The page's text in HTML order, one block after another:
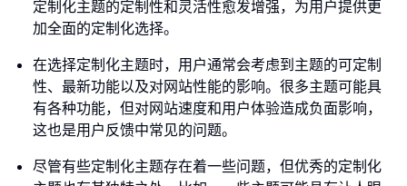
定制化主题的定制性和灵活性愈发增强，为用户提供更
加全面的定制化选择。
在选择定制化主题时，用户通常会考虑到主题的可定制
性、最新功能以及对网站性能的影响。很多主题可能具
有各种功能，但对网站速度和用户体验造成负面影响，
这也是用户反馈中常见的问题。
尽管有些定制化主题存在着一些问题，但优秀的定制化